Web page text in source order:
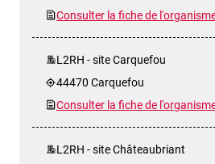
Consulter la fiche de
L2RH - site Carquefou
44470 Carquefou
Consulter la fiche de
L2RH - site Châteaubriant